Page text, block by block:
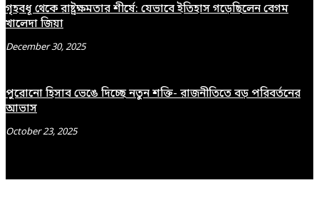
গৃহবধূ থেকে রাষ্ট্রক্ষমতার শীর্ষে: যেভাবে ইতিহাস গড়েছিলেন বেগম
খালেদা জিয়া
December 30, 2025
পুরোনো হিসাব ভেঙে দিচ্ছে নতুন শক্তি- রাজনীতিতে বড় পরিবর্তনের
আভাস
October 23, 2025